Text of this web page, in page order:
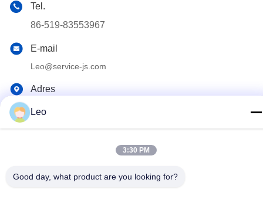
Tel.
86-519-83553967
E-mail
Leo@service-js.com
Adres
Hoogtechnologisch industriepark zone Wujin, Changzhou,
Privacybeleid|Sitemap
De Goede Kwaliteit van China Cementerend Vlottermateriaal
Leo
3:30 PM
Good day, what product are you looking for?